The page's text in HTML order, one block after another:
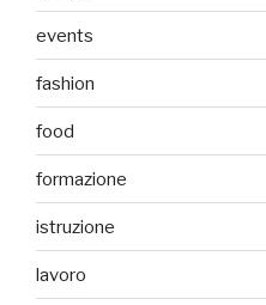
events
fashion
food
formazione
istruzione
lavoro